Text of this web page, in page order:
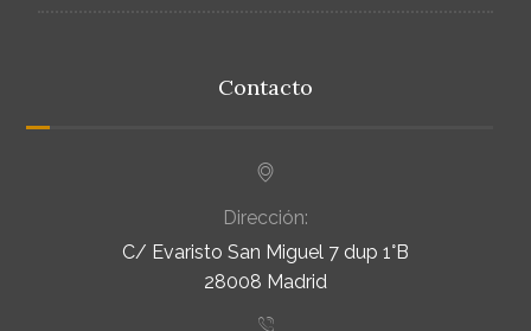
Contacto
Dirección:
C/ Evaristo San Miguel 7 dup 1°B
28008 Madrid